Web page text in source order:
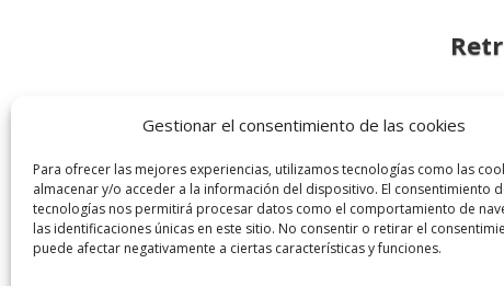
Gestionar el consentimiento de las cookies
Para ofrecer las mejores experiencias, utilizamos tecnologías como las
almacenar y/o acceder a la información del dispositivo. El consentimiento
tecnologías nos permitirá procesar datos como el comportamiento de
las identificaciones únicas en este sitio. No consentir o retirar el
puede afectar negativamente a ciertas características y funciones.
Retribuciones de cargos directivos según el VI